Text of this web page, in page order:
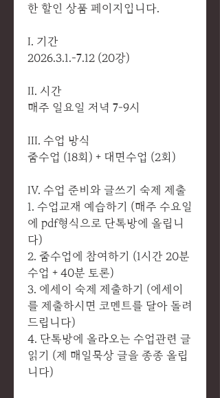
한 할인 상품 페이지입니다.
I. 기간
2026.3.1.-7.12 (20강)
II. 시간
매주 일요일 저녁 7-9시
III. 수업 방식
줌수업 (18회) + 대면수업 (2회)
IV. 수업 준비와 글쓰기 숙제 제출
1. 수업교재 예습하기 (매주 수요일
에 pdf형식으로 단톡방에 올립니
다)
2. 줌수업에 참여하기 (1시간 20분
수업 + 40분 토론)
3. 에세이 숙제 제출하기 (에세이
를 제출하시면 코멘트를 달아 돌려
드립니다)
4. 단톡방에 올라오는 수업관련 글
읽기 (제 매일묵상 글을 종종 올립
니다)